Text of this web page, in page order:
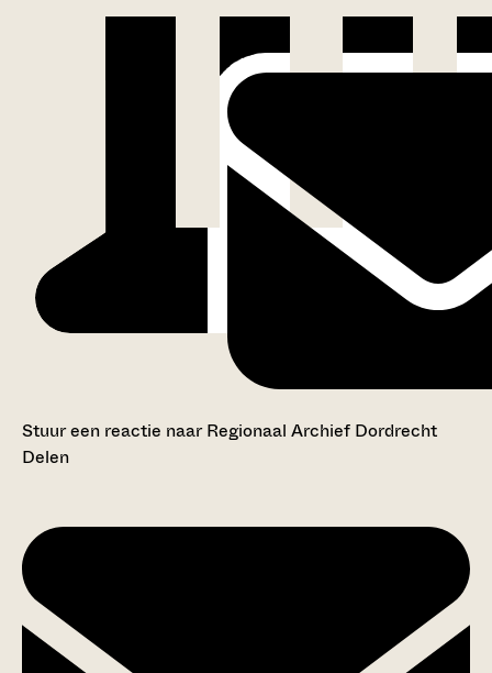
Stuur een reactie naar Regionaal Archief Dordrecht
Delen